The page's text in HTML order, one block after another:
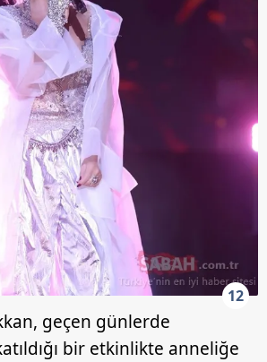
12
geçen günlerde
bir etkinlikte anneliğe